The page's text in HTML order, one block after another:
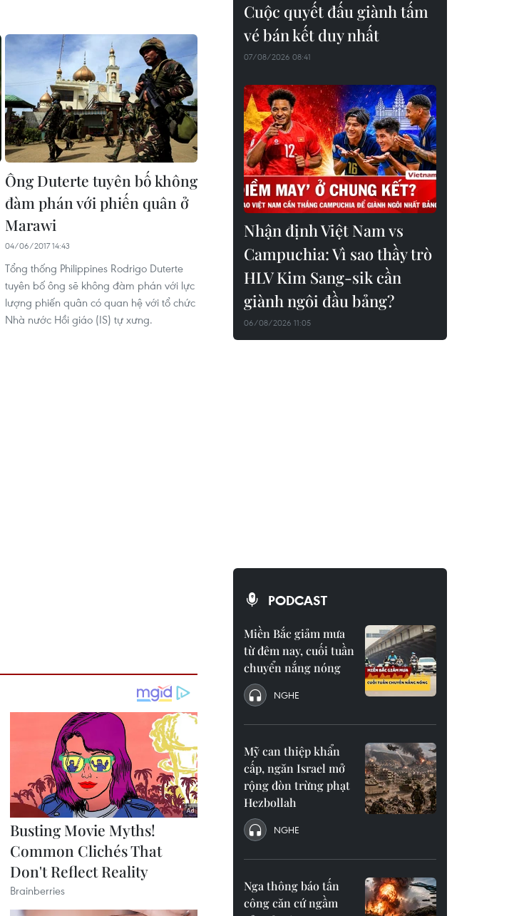
Ông Duterte tuyên bố không
đàm phán với phiến quân ở
Marawi
04/06/2017 14:43
Tổng thống Philippines Rodrigo Duterte
tuyên bố ông sẽ không đàm phán với lực
lượng phiến quân có quan hệ với tổ chức
Nhà nước Hồi giáo (IS) tự xưng.
Cuộc quyết đấu giành tấm
vé bán kết duy nhất
07/08/2026 08:41
Nhận định Việt Nam vs
Campuchia: Vì sao thầy trò
HLV Kim Sang-sik cần
giành ngôi đầu bảng?
06/08/2026 11:05
PODCAST
Miền Bắc giảm mưa
từ đêm nay, cuối tuần
chuyển nắng nóng
NGHE
Mỹ can thiệp khẩn
cấp, ngăn Israel mở
rộng đòn trừng phạt
Hezbollah
NGHE
Nga thông báo tấn
công căn cứ ngầm